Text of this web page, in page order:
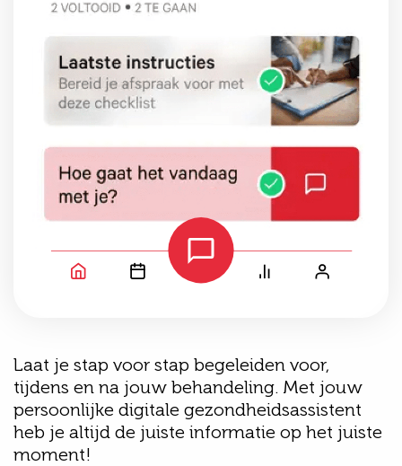
Laat je stap voor stap begeleiden voor,
tijdens en na jouw behandeling. Met jouw
persoonlijke digitale gezondheidsassistent
heb je altijd de juiste informatie op het juiste
moment!